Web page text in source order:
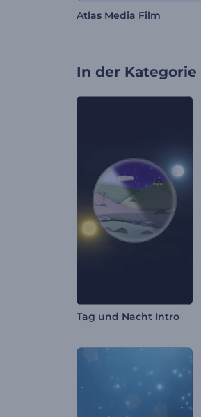
Atlas Media Film
In der Kategorie
Tag und Nacht Intro